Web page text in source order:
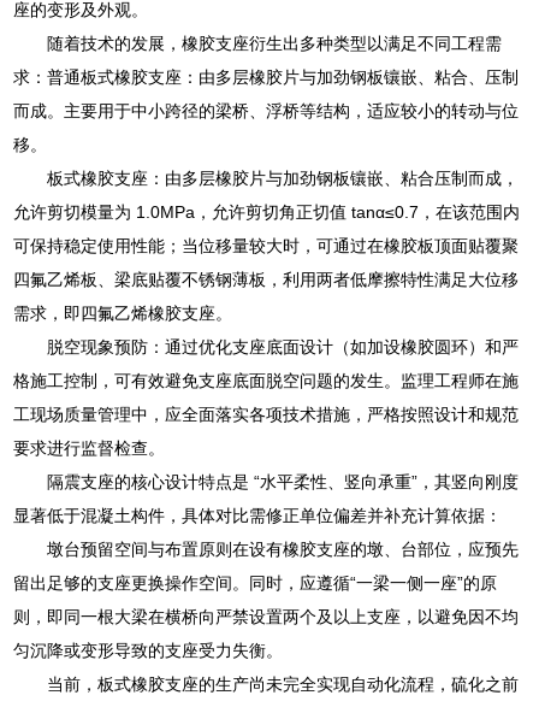
座的变形及外观。
随着技术的发展，橡胶支座衍生出多种类型以满足不同工程需
求：普通板式橡胶支座：由多层橡胶片与加劲钢板镶嵌、粘合、压制
而成。主要用于中小跨径的梁桥、浮桥等结构，适应较小的转动与位
移。
板式橡胶支座：由多层橡胶片与加劲钢板镶嵌、粘合压制而成，
允许剪切模量为 1.0MPa，允许剪切角正切值 tanα≤0.7，在该范围内
可保持稳定使用性能；当位移量较大时，可通过在橡胶板顶面贴覆聚
四氟乙烯板、梁底贴覆不锈钢薄板，利用两者低摩擦特性满足大位移
需求，即四氟乙烯橡胶支座。
脱空现象预防：通过优化支座底面设计（如加设橡胶圆环）和严
格施工控制，可有效避免支座底面脱空问题的发生。监理工程师在施
工现场质量管理中，应全面落实各项技术措施，严格按照设计和规范
要求进行监督检查。
隔震支座的核心设计特点是 “水平柔性、竖向承重”，其竖向刚度
显著低于混凝土构件，具体对比需修正单位偏差并补充计算依据：
墩台预留空间与布置原则在设有橡胶支座的墩、台部位，应预先
留出足够的支座更换操作空间。同时，应遵循“一梁一侧一座”的原
则，即同一根大梁在横桥向严禁设置两个及以上支座，以避免因不均
匀沉降或变形导致的支座受力失衡。
当前，板式橡胶支座的生产尚未完全实现自动化流程，硫化之前